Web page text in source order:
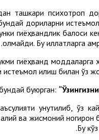
ташкари психотроп
дориларни
гиёҳвандлик балоси
олмайди. Бу иллатларга
гиёҳванд
қилиш билан ўз
буюрган:
унутилиб, ўз
ва жисмоний
Бу